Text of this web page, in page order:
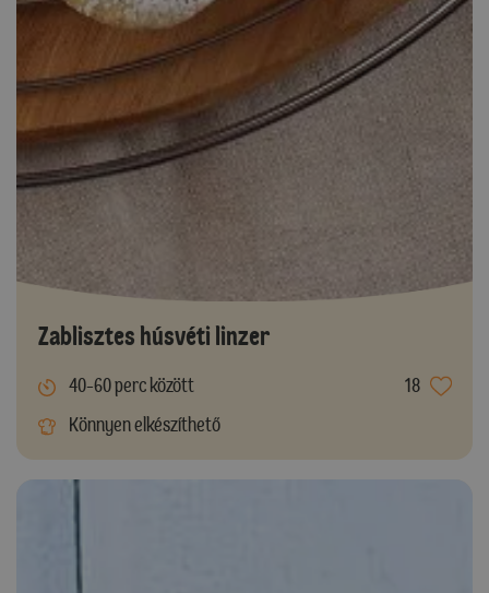
Zablisztes húsvéti linzer
40-60 perc között
18
Könnyen elkészíthető